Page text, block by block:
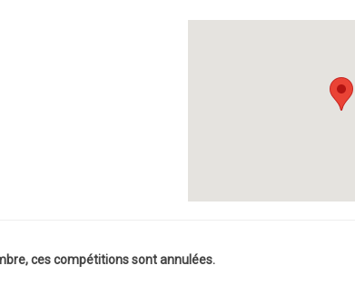
ces compétitions sont annulées.